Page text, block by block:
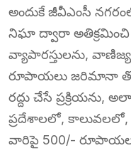
అందుకే జీవీఎంసీ
నిఘా ద్వారా అతిక్రమించి
వ్యాపారస్తులను,
రూపాయలు జరిమానా తో
రద్దు చేసే ప్రక్రియను,
ప్రదేశాలలో, కాలువలలో,
వారిపై 500/-